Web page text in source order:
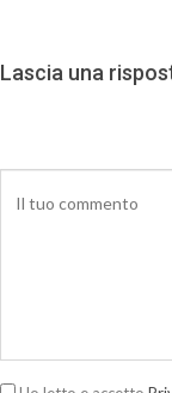
Lascia una